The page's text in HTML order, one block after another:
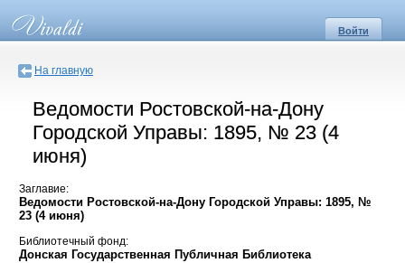
Войти
На главную
Ведомости Ростовской-на-Дону
Городской Управы: 1895, № 23 (4
июня)
Заглавие:
Ведомости Ростовской-на-Дону Городской Управы: 1895, №
23 (4 июня)
Библиотечный фонд:
Донская Государственная Публичная Библиотека